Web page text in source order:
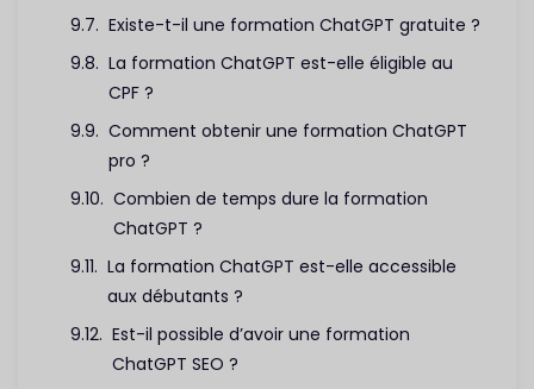
Existe-t-il une formation ChatGPT gratuite ?
La formation ChatGPT est-elle éligible au
CPF ?
Comment obtenir une formation ChatGPT
pro ?
Combien de temps dure la formation
ChatGPT ?
La formation ChatGPT est-elle accessible
aux débutants ?
Est-il possible d’avoir une formation
ChatGPT SEO ?